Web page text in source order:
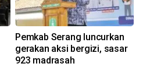
Pemkab Serang luncurkan
gerakan aksi bergizi, sasar
923 madrasah